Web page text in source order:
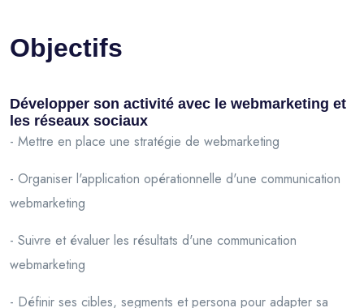
Objectifs
Développer son activité avec le webmarketing et
les réseaux sociaux
- Mettre en place une stratégie de webmarketing
- Organiser l'application opérationnelle d'une communication
webmarketing
- Suivre et évaluer les résultats d'une communication
webmarketing
- Définir ses cibles, segments et persona pour adapter sa